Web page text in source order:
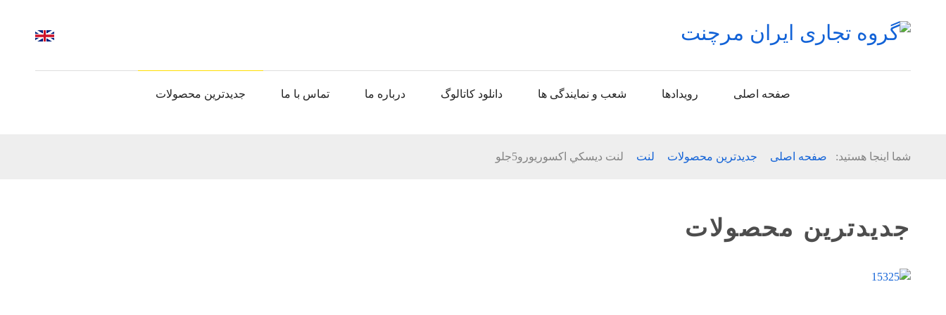
صفحه اصلی رویدادها شعب و نمایندگی ها دانلود کاتالوگ درباره ما تماس با ما جدیدترین محصولات
شما اینجا هستید: صفحه اصلی جدیدترین محصولات لنت لنت ديسکي اکسوريورو5جلو
جدیدترین محصولات